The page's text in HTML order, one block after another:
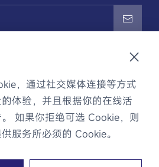
，且通过EDM邮件接收卡塔罗
可随时联系客服取消订阅。
法律声明 网站地图
，通过社交媒体连接等方式
体验，并且根据你的在线活
如果你拒绝可选 Cookie，则
服务所必须的 Cookie。